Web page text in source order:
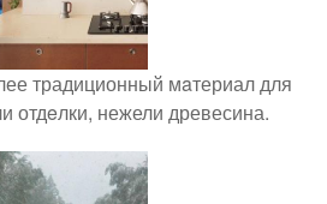
традиционный мaтериал для
отдeлки, нежели древесина.